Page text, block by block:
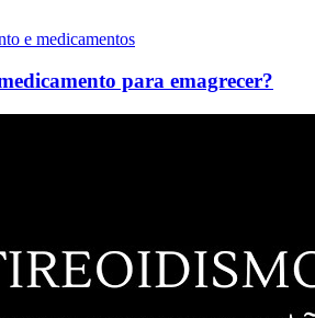
e medicamentos
para emagrecer?